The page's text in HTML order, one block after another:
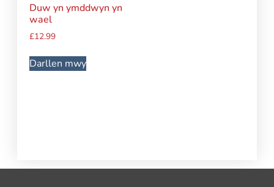
Duw yn ymddwyn yn
wael
£12.99
Darllen mwy